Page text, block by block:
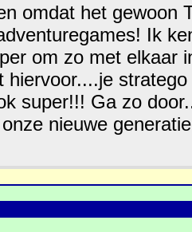
omdat het gewoon
Ik
om zo met elkaar
hiervoor....je
super!!! Ga zo
nieuwe